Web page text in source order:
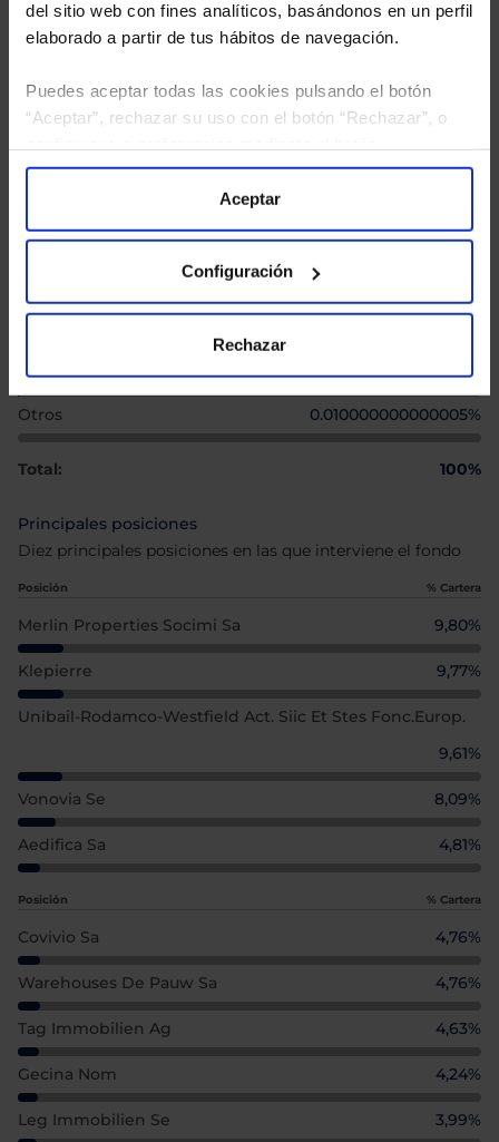
del sitio web con fines analíticos, basándonos en un perfil
elaborado a partir de tus hábitos de navegación.
Puedes aceptar todas las cookies pulsando el botón
“Aceptar”, rechazar su uso con el botón “Rechazar”, o
“Configuración”. Consulta nuestraPolítica
para más información.
Aceptar
Configuración
Rechazar
Otros 0,75%
Distribución sectorial
Inmobiliario 96,25%
Financiero 0,46%
Otros 0.010000000000005%
Total: 100%
Principales posiciones
Diez principales posiciones en las que interviene el fondo
Posición % Cartera
Merlin Properties Socimi Sa 9,80%
Klepierre 9,77%
Unibail-Rodamco-Westfield Act. Siic Et Stes Fonc.europ.
9,61%
Vonovia Se 8,09%
Aedifica Sa 4,81%
Posición % Cartera
Covivio Sa 4,76%
Warehouses De Pauw Sa 4,76%
Tag Immobilien Ag 4,63%
Gecina Nom 4,24%
Leg Immobilien Se 3,99%